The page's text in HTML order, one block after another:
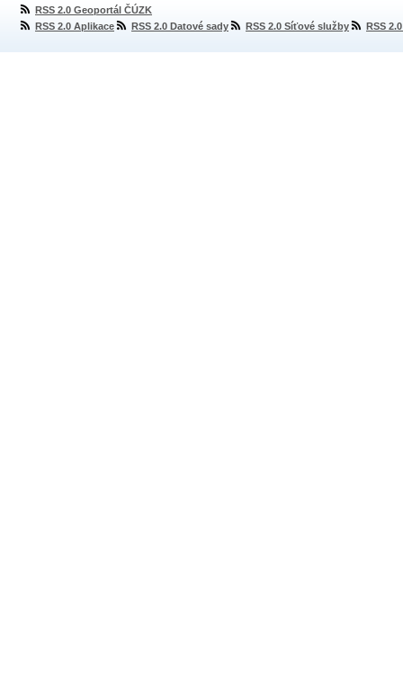
RSS 2.0 Geoportál ČÚZK
RSS 2.0 Aplikace
RSS 2.0 Datové sady RSS 2.0 Síťové služby RSS